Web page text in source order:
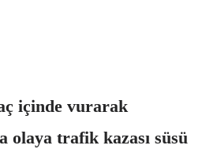
içinde vurarak
olaya trafik kazası süsü